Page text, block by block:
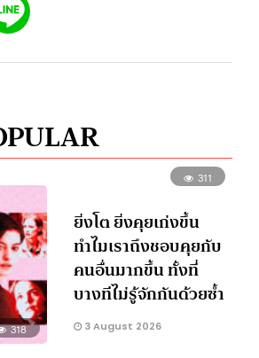
318
311
ยิ่งโต ยิ่งคุยเก่งขึ้น
ทำไมเราถึงชอบคุยกับ
คนอื่นมากขึ้น ทั้งที่
บางทีไม่รู้จักกันด้วยซ้ำ
3 August 2026